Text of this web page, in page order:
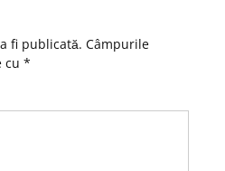
fi publicată. Câmpurile
cu *